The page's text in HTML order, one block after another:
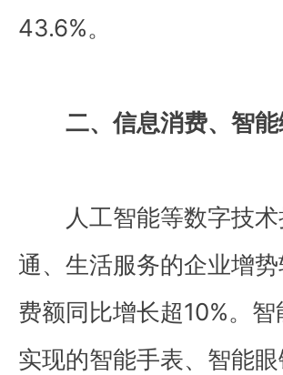
43.6%。
二、信息消费、智
人工智能等数字技
通、生活服务的企业增
费额同比增长超10%。
实现的智能手表、智能